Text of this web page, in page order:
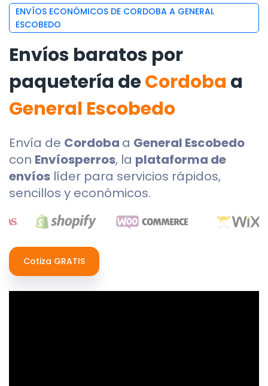
ENVÍOS ECONÓMICOS DE CORDOBA A GENERAL
ESCOBEDO
Envíos baratos por
paquetería deCordoba a
General Escobedo
Envía de Cordoba a General Escobedo
con Envíosperros, la plataforma de
envíos líder para servicios rápidos,
sencillos y económicos.
Cotiza GRATIS